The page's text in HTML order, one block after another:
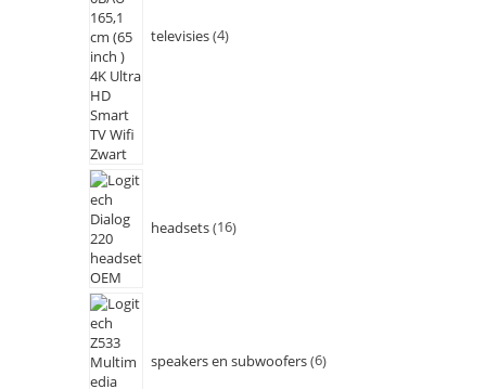
televisies 4
headsets 16
speakers en subwoofers 6